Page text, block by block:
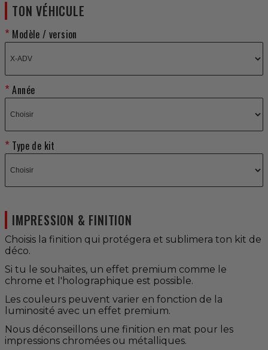
TON VÉHICULE
Modèle / version
Année
Type de kit
IMPRESSION & FINITION
Choisis la finition qui protégera et sublimera ton kit de
déco.
Si tu le souhaites, un effet premium comme le
chrome et l'holographique est possible.
Les couleurs peuvent varier en fonction de la
luminosité avec un effet premium.
Nous déconseillons une finition en mat pour les
impressions chromées ou métalliques.